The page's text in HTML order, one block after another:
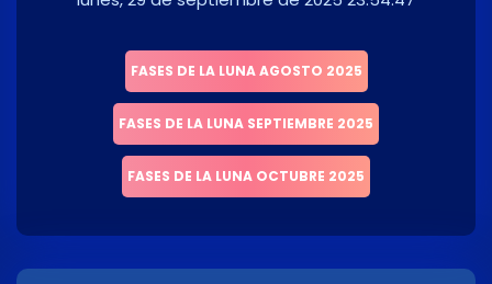
FASES DE LA LUNA AGOSTO 2025
FASES DE LA LUNA SEPTIEMBRE 2025
FASES DE LA LUNA OCTUBRE 2025